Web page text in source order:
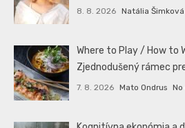
8. 8. 2026 Natália Šimková
Where to Play / How to
Zjednodušený rámec
7. 8. 2026 Mato Ondrus